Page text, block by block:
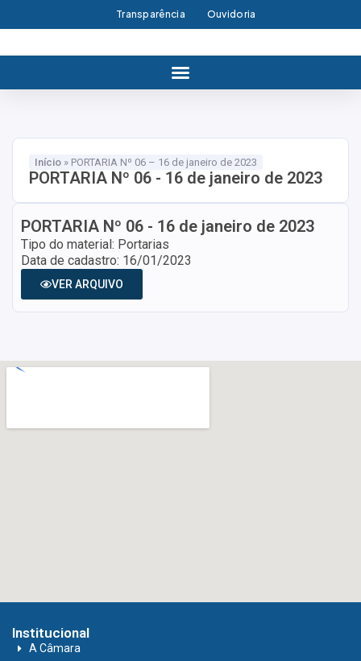
Transparência Ouvidoria
Início » PORTARIA Nº 06 – 16 de janeiro de 2023
PORTARIA Nº 06 - 16 de janeiro de 2023
PORTARIA Nº 06 - 16 de janeiro de 2023
Tipo do material: Portarias
Data de cadastro: 16/01/2023
VER ARQUIVO
Institucional
A Câmara